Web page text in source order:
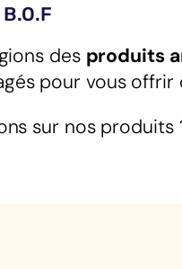
des produits
pour vous offrir
sur nos produits